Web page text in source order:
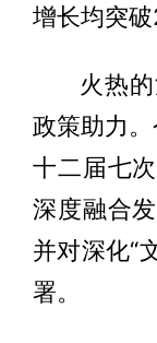
增长均突破
火热
政策助力
十二届七
深度融合
并对深化“
署。